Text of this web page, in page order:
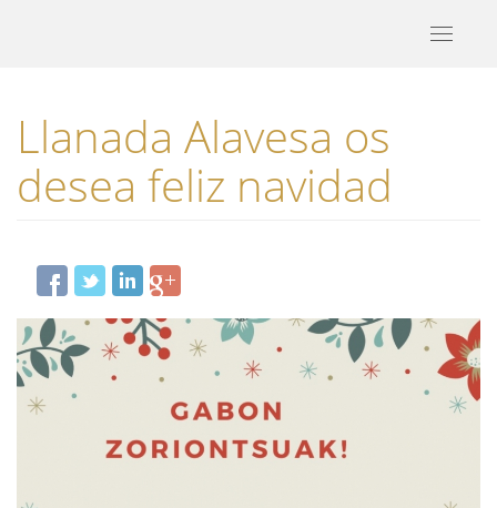
Toggle
Llanada Alavesa os
desea feliz navidad